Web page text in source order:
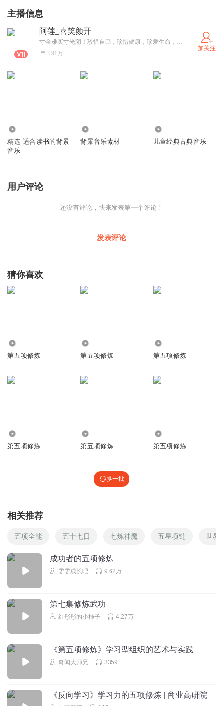
主播信息
阿莲_喜笑颜开
寸金难买寸光阴！珍惜自己，珍惜健康，珍爱生命，畅乐生活！-正能量文化传播者Thank520love
3.91万
加关注
精选-适合读书的背景
音乐
背景音乐素材 儿童经典古典音乐
用户评论
还没有评论，快来发表第一个评论！
发表评论
猜你喜欢
第五项修炼 第五项修炼 第五项修炼
第五项修炼 第五项修炼 第五项修炼
换一批
相关推荐
五项全能 五十七日 七炼神魔 五星项链 世界
成功者的五项修炼
雯雯成长吧 9.62万
第七集修炼武功
红彤彤的小柿子 4.27万
《第五项修炼》学习型组织的艺术与实践
奇闻大师兄 3359
《反向学习》学习力的五项修炼 | 商业高研院